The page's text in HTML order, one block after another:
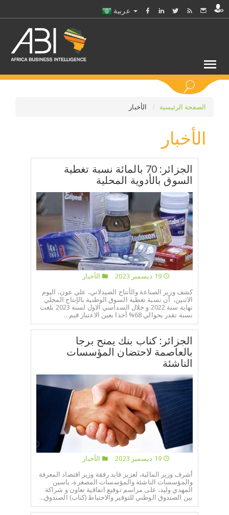
حدد الفرع
حدد الفئة
اختر بلدا/بلدان
الصفحة الرئيسية الأخبار
الأخبار
الجزائر: 70 بالمائة نسبة تغطية
السوق بالأدوية المحلية
19 ديسمبر 2023
الأخبار
كشف وزير الصناعة والأنتاج الصيدلاني، علي عون، اليوم
الاثنين، أن نسبة تغطية السوق الوطنية بالإنتاج المحلي
نهاية سنة 2022 و خلال السداسي الاول لسنة 2023 بلغت
نسبة تقدر بحوالي 68% أخذا بعين الاعتبار قيم...
الجزائر: كناب بنك يمنح برجا
بالعاصمة لاحتضان المؤسسات
الناشئة
19 ديسمبر 2023
الأخبار
أشرف وزير المالية، لعزيز فايد رفقة وزير اقتصاد المعرفة
والمؤسسات الناشئة والمؤسسات المصغرة، ياسين
المهدي وليد، على مراسم توقيع اتفاقية تعاون و شراكة
بين الصندوق الوطني للتوفير والاحتياط (كناب) الصندوق...